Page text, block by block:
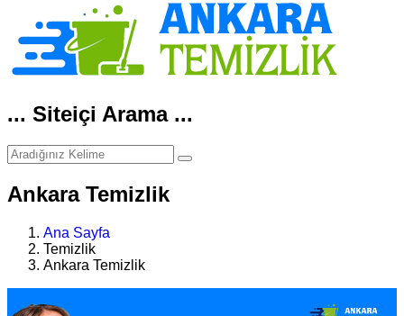
... Siteiçi Arama ...
Ankara Temizlik
Ana Sayfa
Temizlik
Ankara Temizlik